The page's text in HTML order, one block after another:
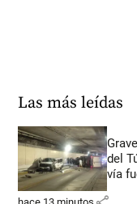
Las más leídas
del
vía